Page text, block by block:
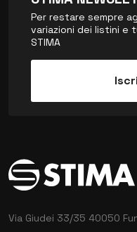
Per restare sempre
variazioni dei listini e
STIMA
Via Giudei 33/35 40050